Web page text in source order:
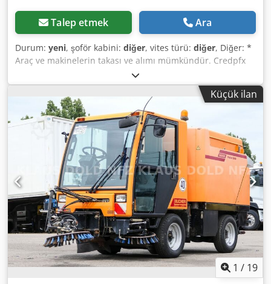
Talep etmek Ara
Durum: yeni, şoför kabini: diğer, vites türü: diğer, Diğer: *
Araç ve makinelerin takası ve alımı mümkündür. Credpfx
Alszgu Srjgjf * Satış fiyatı, nakliye ve teslimat hariçtir. *
Baskı ve yazım hatalarından dolayı sorumluluk kabul
edilmez. * Hata, değişiklik ve ara satış hakkı saklıdır. *
Teklif bağlayıcı değildir. * Fotoğraflar farklılık gösterebilir.
Fiyat mevcut durum içindir. * Tüm bilgiler taahhüt
Küçük ilan
1 / 19